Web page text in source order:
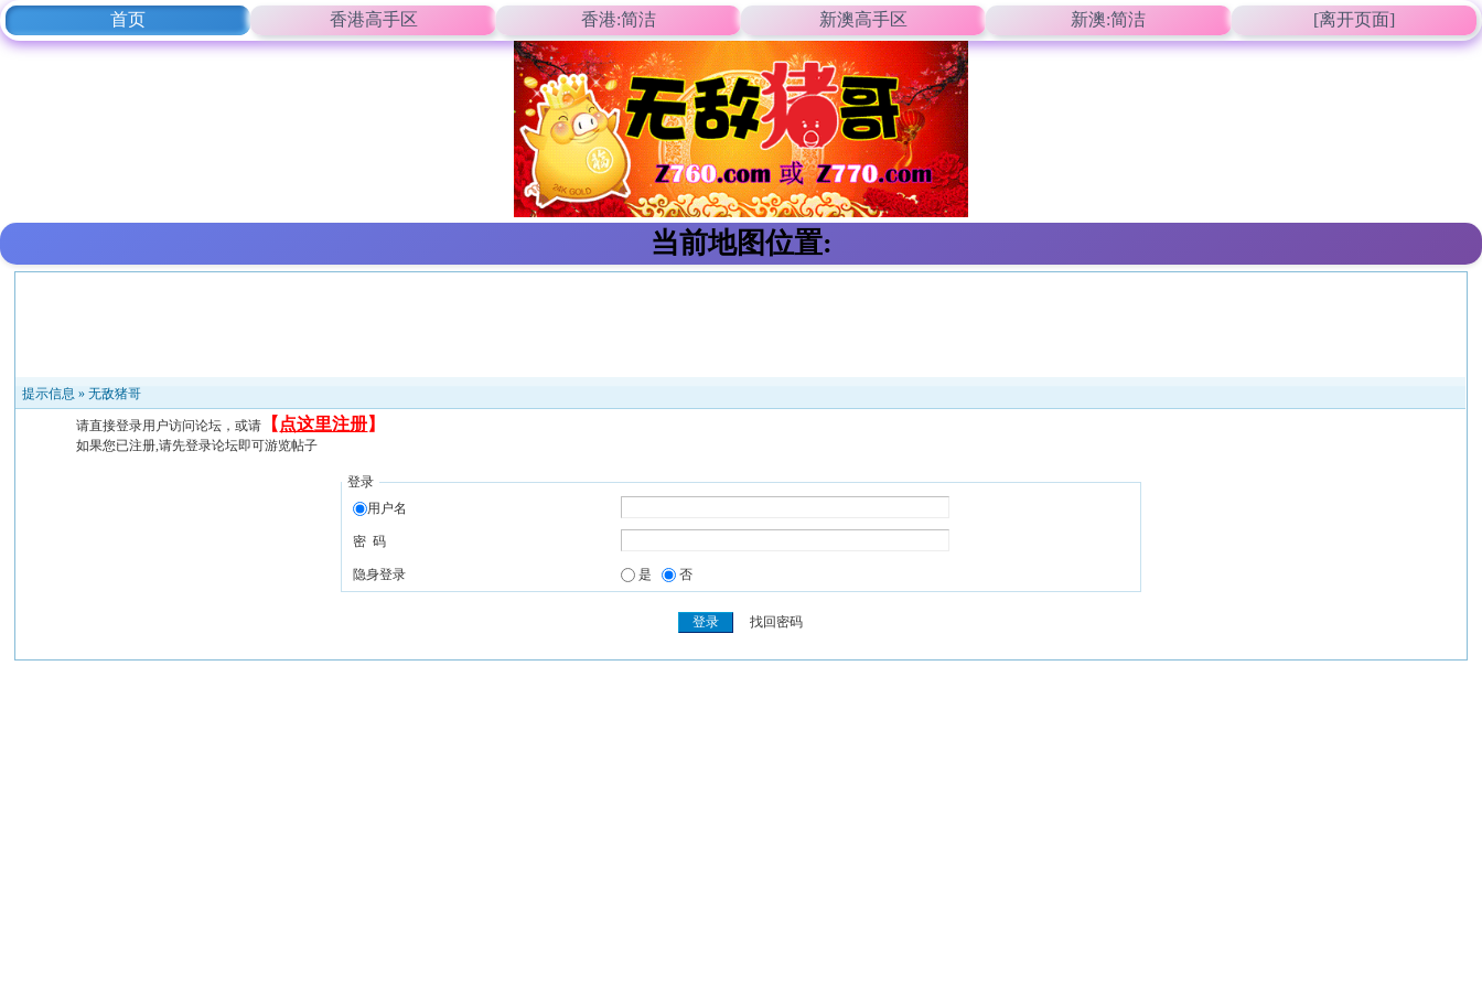
首页 香港高手区 香港:简洁 新澳高手区 新澳:简洁 [离开页面]
当前地图位置:
提示信息 »无敌猪哥
请直接登录用户访问论坛，或请 【 点这里注册】
如果您已注册,请先登录论坛即可游览帖子
登录
用户名
密 码
隐身登录 是 否
找回密码